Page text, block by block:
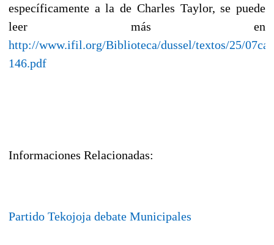
específicamente a la de Charles Taylor, se puede
leer más en
http://www.ifil.org/Biblioteca/dussel/textos/25/
146.pdf
Informaciones Relacionadas:
Partido Tekojoja debate Municipales